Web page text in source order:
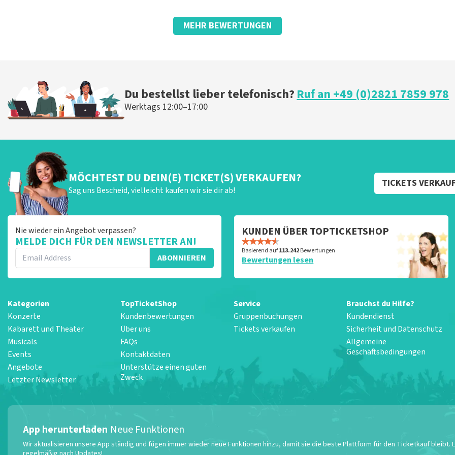
MEHR BEWERTUNGEN
Du bestellst lieber telefonisch?Ruf an +49 (0)2821 7859 978
Werktags 12:00–17:00
MÖCHTEST DU DEIN(E) TICKET(S) VERKAUFEN?
Sag uns Bescheid, vielleicht kaufen wir sie dir ab!
TICKETS
Nie wieder ein Angebot verpassen?
MELDE DICH FÜR DEN NEWSLETTER AN!
ABONNIEREN
KUNDEN ÜBER TOPTICKETSHOP
Basierend auf113.242Bewertungen
Bewertungen lesen
Kategorien
Konzerte
Kabarett und Theater
Musicals
Events
Angebote
Letzter Newsletter
TopTicketShop
Kundenbewertungen
Über uns
FAQs
Kontaktdaten
Unterstütze einen guten
Zweck
Service
Gruppenbuchungen
Tickets verkaufen
Brauchst du Hilfe?
Kundendienst
Sicherheit und Datenschutz
Allgemeine
Geschäftsbedingungen
App herunterladen Neue Funktionen
Wir aktualisieren unsere App ständig und fügen immer wieder neue Funktionen hinzu, damit sie die beste Plattform für den Ticketkauf bleibt.